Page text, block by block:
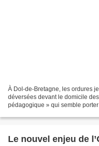
À Dol-de-Bretagne, les ordures
déversées devant le domicile
pédagogique » qui semble
Le nouvel enjeu de